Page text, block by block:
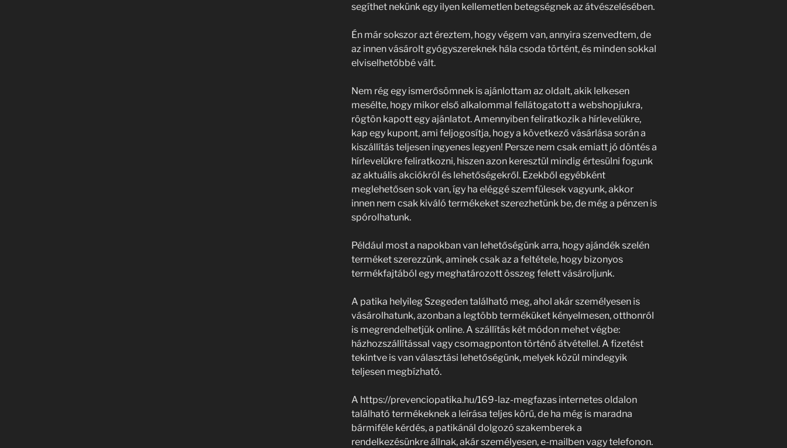
segíthet nekünk egy ilyen kellemetlen betegségnek az átvészelésében.
Én már sokszor azt éreztem, hogy végem van, annyira szenvedtem, de
az innen vásárolt gyógyszereknek hála csoda történt, és minden sokkal
elviselhetőbbé vált.
Nem rég egy ismerősömnek is ajánlottam az oldalt, akik lelkesen
mesélte, hogy mikor első alkalommal fellátogatott a webshopjukra,
rögtön kapott egy ajánlatot. Amennyiben feliratkozik a hírlevelükre,
kap egy kupont, ami feljogosítja, hogy a következő vásárlása során a
kiszállítás teljesen ingyenes legyen! Persze nem csak emiatt jó döntés a
hírlevelükre feliratkozni, hiszen azon keresztül mindig értesülni fogunk
az aktuális akciókról és lehetőségekről. Ezekből egyébként
meglehetősen sok van, így ha eléggé szemfülesek vagyunk, akkor
innen nem csak kiváló termékeket szerezhetünk be, de még a pénzen is
spórolhatunk.
Például most a napokban van lehetőségünk arra, hogy ajándék szelén
terméket szerezzünk, aminek csak az a feltétele, hogy bizonyos
termékfajtából egy meghatározott összeg felett vásároljunk.
A patika helyileg Szegeden található meg, ahol akár személyesen is
vásárolhatunk, azonban a legtöbb terméküket kényelmesen, otthonról
is megrendelhetjük online. A szállítás két módon mehet végbe:
házhozszállítással vagy csomagponton történő átvétellel. A fizetést
tekintve is van választási lehetőségünk, melyek közül mindegyik
teljesen megbízható.
A https://prevenciopatika.hu/169-laz-megfazas internetes oldalon
található termékeknek a leírása teljes körű, de ha még is maradna
bármiféle kérdés, a patikánál dolgozó szakemberek a
rendelkezésünkre állnak, akár személyesen, e-mailben vagy telefonon.